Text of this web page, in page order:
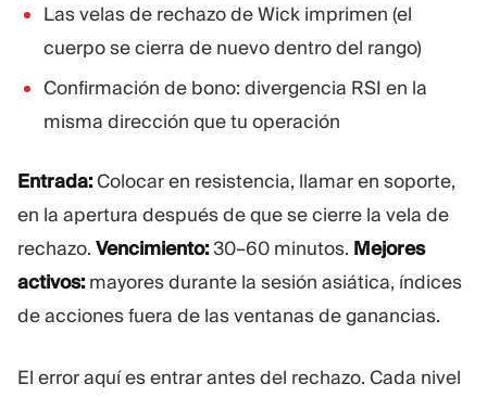
Las velas de rechazo de Wick imprimen (el
cuerpo se cierra de nuevo dentro del rango)
Confirmación de bono: divergencia RSI en la
misma dirección que tu operación
Entrada:Colocar en resistencia, llamar en soporte,
en la apertura después de que se cierre la vela de
rechazo. Vencimiento:30–60 minutos. Mejores
activos:mayores durante la sesión asiática, índices
de acciones fuera de las ventanas de ganancias.
El error aquí es entrar antes del rechazo. Cada nivel